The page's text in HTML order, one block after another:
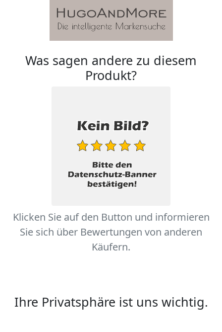
Was sagen andere zu diesem
Produkt?
Klicken Sie auf den Button und informieren
Sie sich über Bewertungen von anderen
Käufern.
Ihre Privatsphäre ist uns wichtig.